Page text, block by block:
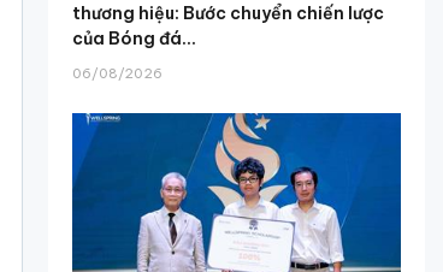
thương hiệu: Bước chuyển chiến lược
của Bóng đá...
06/08/2026